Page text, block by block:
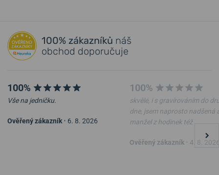
100% zákazníků náš
obchod doporučuje
100%
Vše na jedničku.
Ověřený zákazník • 6. 8. 2026
100%
skvělé, i s gravírováním do
dne, jsem naprosto nadšená
manžel z hodinek též
Ověřený zákazník 4. 8.